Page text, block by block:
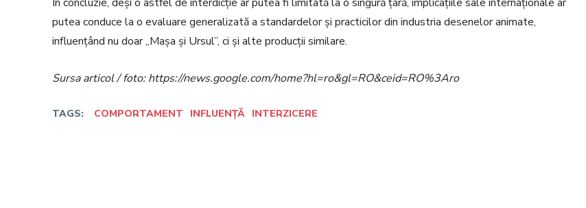
putea conduce la o evaluare generalizată a standardelor și practicilor din industria desenelor animate,
influențând nu doar „Mașa și Ursul”, ci și alte producții similare.
Sursa articol / foto: https://news.google.com/home?hl=ro&gl=RO&ceid=RO%3Aro
TAGS: COMPORTAMENT INFLUENȚĂ INTERZICERE